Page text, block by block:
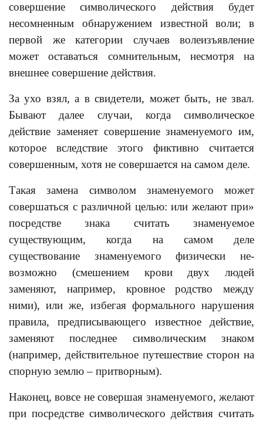
совершение символического действия будет
несомненным обнаружением известной воли; в
первой же категории случаев волеизъявление
может оставаться сомнительным, несмотря на
внешнее совершение действия.
За ухо взял, a в свидетели, может быть, не звал.
Бывают далее случаи, когда символическое
действие заменяет совершение знаменуемого им,
которое вследствие этого фиктивно считается
совершенным, хотя не совершается на самом деле.
Такая замена символом знаменуемого может
совершаться с различной целью: или желают при»
посредстве знака считать знаменуемое
существующим, когда на самом деле
существование знаменуемого физически не-
возможно (смешением крови двух людей
заменяют, например, кровное родство между
ними), или же, избегая формального нарушения
правила, предписывающего известное действие,
заменяют последнее символическим знаком
(например, действительное путешествие сторон на
спорную землю – притворным).
Наконец, вовсе не совершая знаменуемого, желают
при посредстве символического действия считать